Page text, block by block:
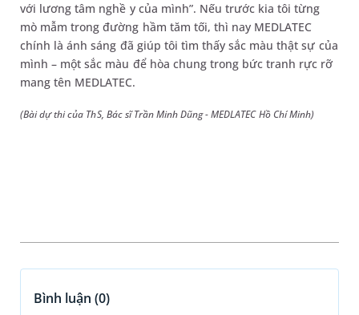
với lương tâm nghề y của mình”. Nếu trước kia tôi từng
mò mẫm trong đường hầm tăm tối, thì nay MEDLATEC
chính là ánh sáng đã giúp tôi tìm thấy sắc màu thật sự của
mình – một sắc màu để hòa chung trong bức tranh rực rỡ
mang tên MEDLATEC.
(Bài dự thi của ThS, Bác sĩ Trần Minh Dũng - MEDLATEC Hồ Chí Minh)
Bình luận (0)